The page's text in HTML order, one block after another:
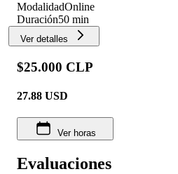
ModalidadOnline
Duración50 min
Ver detalles
$25.000 CLP
27.88 USD
Ver horas
Evaluaciones